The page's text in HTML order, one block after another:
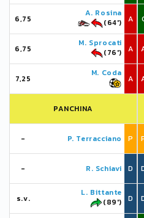
6,75
A. Rosina
(64')
A
6,75
M. Sprocati
(76')
A
7,25
M. Coda
A
PANCHINA
- P. Terracciano P
- R. Schiavi D
s.v.
L. Bittante
(89')
D